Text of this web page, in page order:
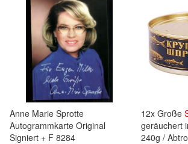
Anne Marie Sprotte
Autogrammkarte Original
Signiert + F 8284
12x Große
geräuchert
240g /